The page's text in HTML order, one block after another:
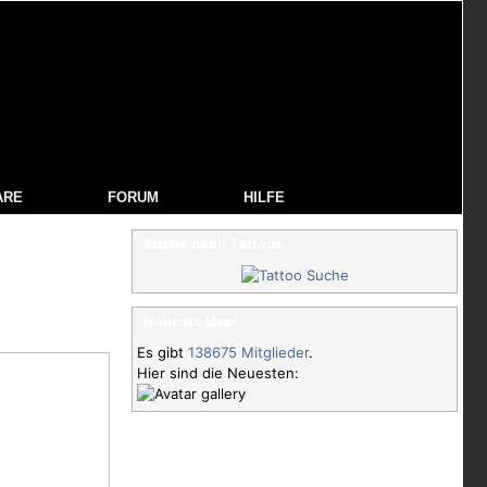
FORUM HILFE
Es gibt 138675 Mitglieder.
Hier sind die Neuesten: